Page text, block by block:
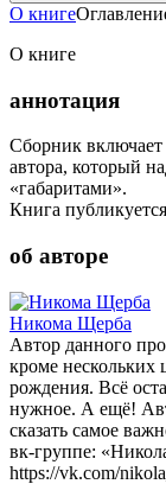
О книге
О книге
аннотация
Сборник включает
автора, который
«габаритами».
Книга
об авторе
Никома Щерба
Автор данного
кроме нескольких
рождения. Всё
нужное. А ещё!
сказать самое
вк-группе:
https://vk.com/